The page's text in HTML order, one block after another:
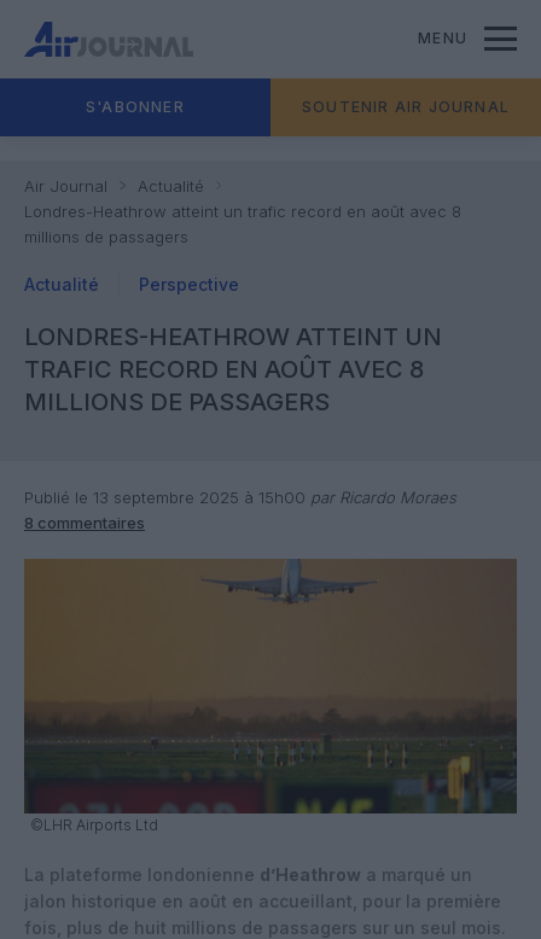
MENU
S'ABONNER SOUTENIR AIR JOURNAL
Air Journal
Actualité
Londres-Heathrow atteint un trafic record en août avec 8
millions de passagers
Actualité Perspective
LONDRES-HEATHROW ATTEINT UN
TRAFIC RECORD EN AOÛT AVEC 8
MILLIONS DE PASSAGERS
Publié le 13 septembre 2025 à 15h00 par Ricardo Moraes
8 commentaires
©LHR Airports Ltd
La plateforme londonienne d’Heathrow a marqué un
jalon historique en août en accueillant, pour la première
fois, plus de huit millions de passagers sur un seul mois.